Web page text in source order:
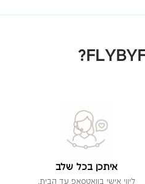
איתכן בכל שלב
ליווי אישי בוואטסאפ עד הבית.